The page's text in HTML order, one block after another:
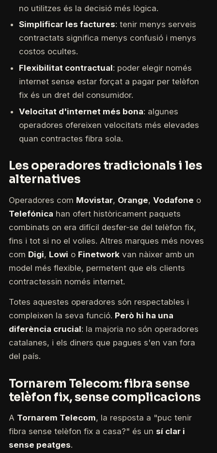
no utilitzes és la decisió més lògica.
Simplificar les factures: tenir menys serveis
contractats significa menys confusió i menys
costos ocultes.
Flexibilitat contractual: poder elegir només
internet sense estar forçat a pagar per telèfon
fix és un dret del consumidor.
Velocitat d'internet més bona: algunes
operadores ofereixen velocitats més elevades
quan contractes fibra sola.
Les operadores tradicionals i les
alternatives
Operadores com Movistar, Orange, Vodafone o
Telefónica han ofert històricament paquets
combinats on era difícil desfer-se del telèfon fix,
fins i tot si no el volies. Altres marques més noves
com Digi, Lowi o Finetworkvan nàixer amb un
model més flexible, permetent que els clients
contractessin només internet.
Totes aquestes operadores són respectables i
compleixen la seva funció. Però hi ha una
diferència crucial: la majoria no són operadores
catalanes, i els diners que pagues s'en van fora
del país.
Tornarem Telecom: fibra sense
telèfon fix, sense complicacions
A Tornarem Telecom, la resposta a "puc tenir
fibra sense telèfon fix a casa?" és un sí clar i
sense peatges.